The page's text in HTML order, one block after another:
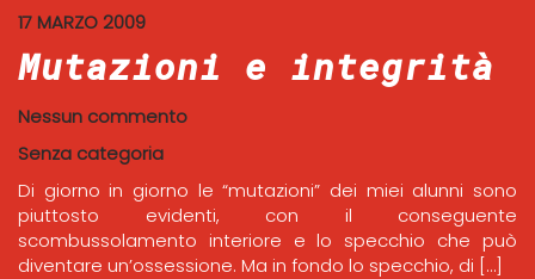
17 MARZO 2009
Mutazioni e integrità
Nessun commento
Senza categoria
Di giorno in giorno le “mutazioni” dei miei alunni sono
piuttosto evidenti, con il conseguente
scombussolamento interiore e lo specchio che può
diventare un’ossessione. Ma in fondo lo specchio, di […]